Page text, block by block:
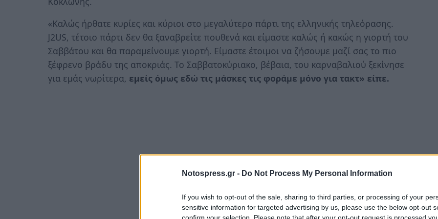
Notospress.gr - Do Not Process My Personal Information
If you wish to opt-out of the sale, sharing to third parties, or processing of your
sensitive information for targeted advertising by us, please use the below opt-out
«Καλώς ήρθατε κυρίες και κύριοι στο μεγαλύτερο πάρτι της ελληνικής τηλεόρασης.
J2US, τέτοιο πάρτι δεν θα ξαναβρείτε πουθενά και είμαστε καλώς ή κακώς η γιορτή του
Σαββάτου και θα παραμείνουμε γιορτή. Είμαστε έτοιμοι να ζήσουμε μαζί σας το πιο
ξέφρενο βράδυ της αποκριάς. Το Σαββατοκύριακο, βέβαια, του καρναβαλιού ξεκίνησε
για εμάς νωρίτερα, εμείς όμως εδώ τις μάσκες τις φοράμε μόνο για τακτ» είπε.